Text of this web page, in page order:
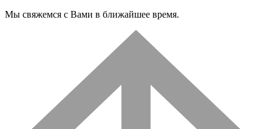
Мы свяжемся с Вами в ближайшее время.